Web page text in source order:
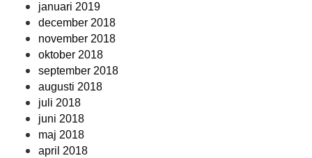
januari 2019
december 2018
november 2018
oktober 2018
september 2018
augusti 2018
juli 2018
juni 2018
maj 2018
april 2018